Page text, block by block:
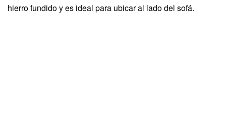
hierro fundido y es ideal para ubicar al lado del sofá.